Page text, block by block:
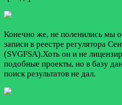
Конечно же, не поленились мы
записи в реестре регулятора
(SVGFSA).Хоть он и не
подобные проекты, но в базу
поиск результатов не дал.